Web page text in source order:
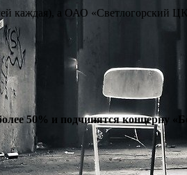
каждая), а ОАО «Светлогорский
50% и подчинятся концерну